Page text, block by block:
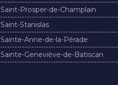
Saint-Prosper-de-Champlain
Saint-Stanislas
Sainte-Anne-de-la-Pérade
Sainte-Geneviève-de-Batiscan